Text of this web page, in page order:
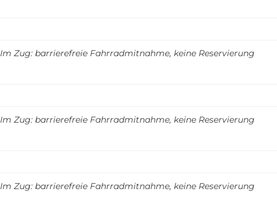
Im Zug: barrierefreie Fahrradmitnahme, keine Reservierung
Im Zug: barrierefreie Fahrradmitnahme, keine Reservierung
Im Zug: barrierefreie Fahrradmitnahme, keine Reservierung